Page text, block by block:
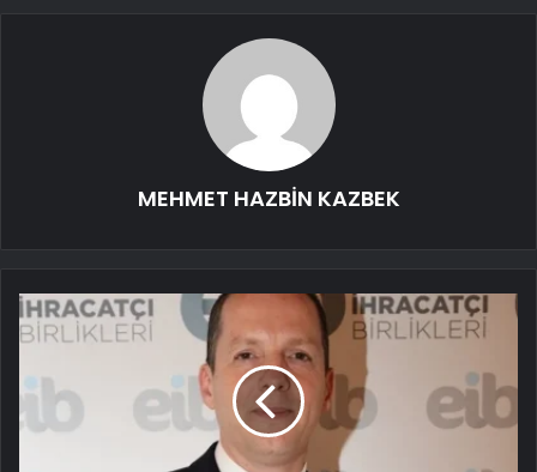
MEHMET HAZBİN KAZBEK